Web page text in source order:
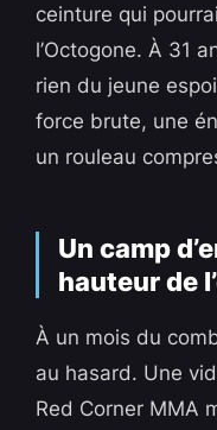
ceinture qui
l’Octogone. À 31
rien du jeune
force brute, une
un rouleau
Un camp
hauteur de
À un mois du
au hasard. Une
Red Corner MMA